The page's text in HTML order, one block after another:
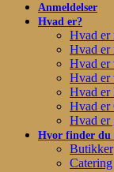
Anmeldelser
Hvad er?
Hvad er
Hvad er
Hvad er
Hvad er
Hvad
Hvad er
Hvad er
Hvor finder du
Butikker
Catering